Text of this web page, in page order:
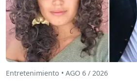
Entretenimiento • AGO 6 / 2026